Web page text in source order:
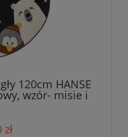
120cm HANSE
wzór- misie i